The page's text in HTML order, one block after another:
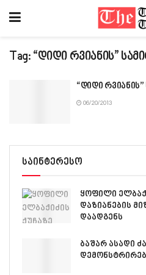
Tag: “დიდი რვიანის”
“დიდი
06/20/2013
საინტერესო
ყოფილი
დაზიანების
დაადგენს
ბაშარ ასადი